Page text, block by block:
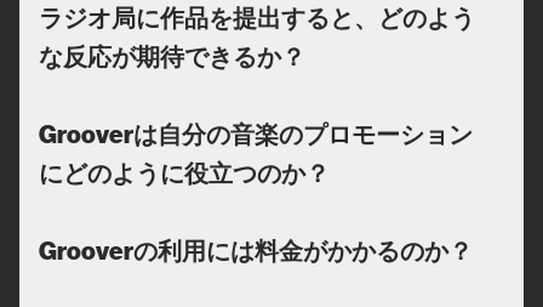
ラジオ局に作品を提出すると、どのよう
な反応が期待できるか？
Grooverは自分の音楽のプロモーション
にどのように役立つのか？
Grooverの利用には料金がかかるのか？